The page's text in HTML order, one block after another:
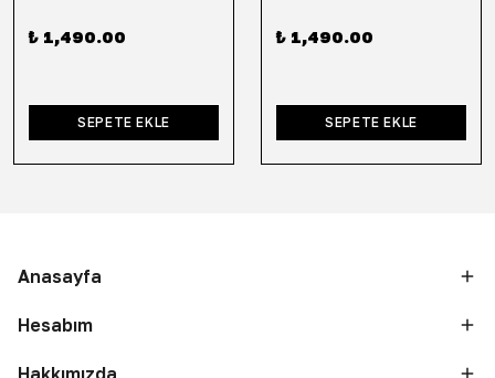
₺ 1,490.00
SEPETE EKLE
₺ 1,490.00
SEPETE EKLE
Anasayfa
Hesabım
Hakkımızda